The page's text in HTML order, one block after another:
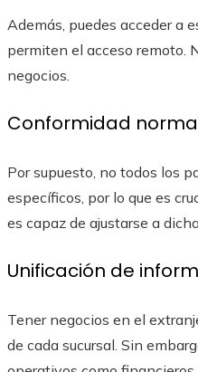
Además, puedes acceder a
permiten el acceso remoto.
negocios.
Conformidad
Por supuesto, no todos los
específicos, por lo que es
es capaz de ajustarse a
Unificación de
Tener negocios en el
de cada sucursal. Sin